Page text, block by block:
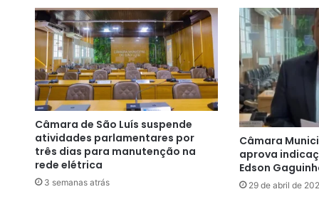
Câmara de São Luís suspende
atividades parlamentares por
três dias para manutenção na
rede elétrica
3 semanas atrás
Câmara
aprova
Edson
29 de abril de